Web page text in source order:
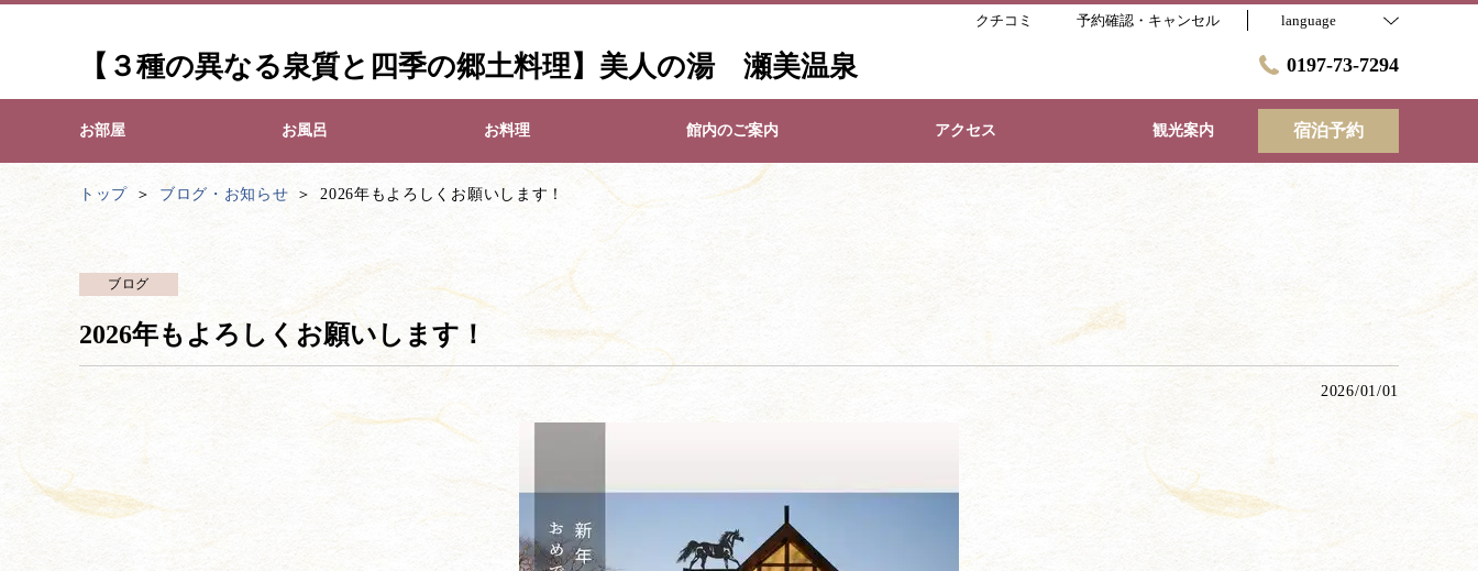
クチコミ 予約確認・キャンセル language
【３種の異なる泉質と四季の郷土料理】美人の湯 瀬美温泉 0197-73-7294
お部屋 お風呂 お料理 館内のご案内 アクセス 観光案内 宿泊予約
トップ ブログ・お知らせ 2026年もよろしくお願いします！
ブログ
2026年もよろしくお願いします！
2026/01/01